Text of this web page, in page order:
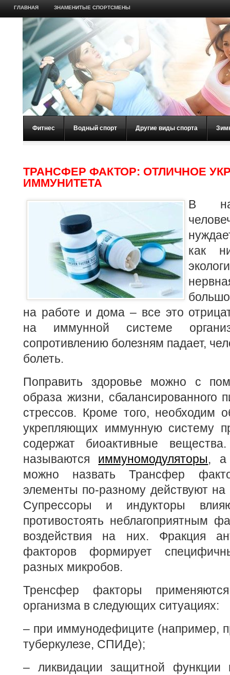
ГЛАВНАЯ ЗНАМЕНИТЫЕ СПОРТСМЕНЫ
Фитнес Водный спорт Другие виды спорта
ТРАНСФЕР ФАКТОР: ОТЛИЧНОЕ
ИММУНИТЕТА
В
как
на работе и дома – все это
на иммунной системе
сопротивлению болезням падает,
болеть.
Поправить здоровье можно с
образа жизни, сбалансированного
стрессов. Кроме того, необходим
укрепляющих иммунную систему
содержат биоактивные
называются иммуномодуляторы, а
можно назвать Трансфер
элементы по-разному действуют
Супрессоры и индукторы
противостоять неблагоприятным
воздействия на них. Фракция
факторов формирует
разных микробов.
Тренсфер факторы
организма в следующих ситуациях:
– при иммунодефиците (например,
туберкулезе, СПИДе);
– ликвидации защитной функции